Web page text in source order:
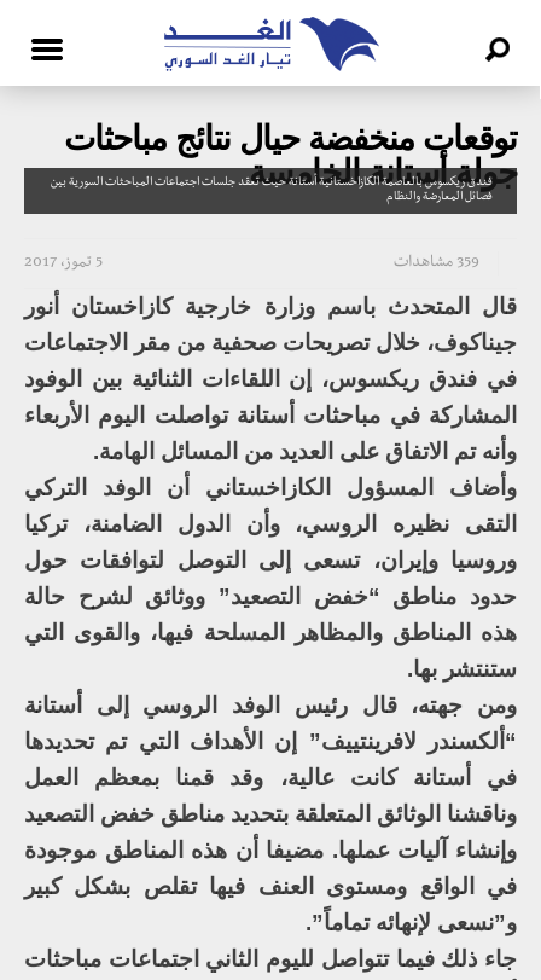
توقعات منخفضة حيال نتائج مباحثات
جولة أستانة الخامسة
فندق ريكسوس بالعاصمة الكازاخستانية أستانة حيث تعقد جلسات اجتماعات المباحثات السورية بين
فصائل المعارضة والنظام
5 تموز، 2017 359 مشاهدات
قال المتحدث باسم وزارة خارجية كازاخستان أنور
جيناكوف، خلال تصريحات صحفية من مقر الاجتماعات
في فندق ريكسوس، إن اللقاءات الثنائية بين الوفود
المشاركة في مباحثات أستانة تواصلت اليوم الأربعاء
وأنه تم الاتفاق على العديد من المسائل الهامة.
وأضاف المسؤول الكازاخستاني أن الوفد التركي
التقى نظيره الروسي، وأن الدول الضامنة، تركيا
وروسيا وإيران، تسعى إلى التوصل لتوافقات حول
حدود مناطق “خفض التصعيد” ووثائق لشرح حالة
هذه المناطق والمظاهر المسلحة فيها، والقوى التي
ستنتشر بها.
ومن جهته، قال رئيس الوفد الروسي إلى أستانة
“ألكسندر لافرينتييف” إن الأهداف التي تم تحديدها
في أستانة كانت عالية، وقد قمنا بمعظم العمل
وناقشنا الوثائق المتعلقة بتحديد مناطق خفض التصعيد
وإنشاء آليات عملها. مضيفا أن هذه المناطق موجودة
في الواقع ومستوى العنف فيها تقلص بشكل كبير
و”نسعى لإنهائه تماماً”.
جاء ذلك فيما تتواصل لليوم الثاني اجتماعات مباحثات